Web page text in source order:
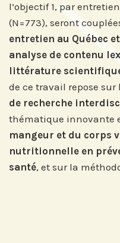
l’objectif 1, par
(N=773), seront
entretien au Québec
analyse de contenu
littérature
de ce travail repose sur
de recherche
thématique innovante
mangeur et du corps
nutritionnelle en
santé, et sur la